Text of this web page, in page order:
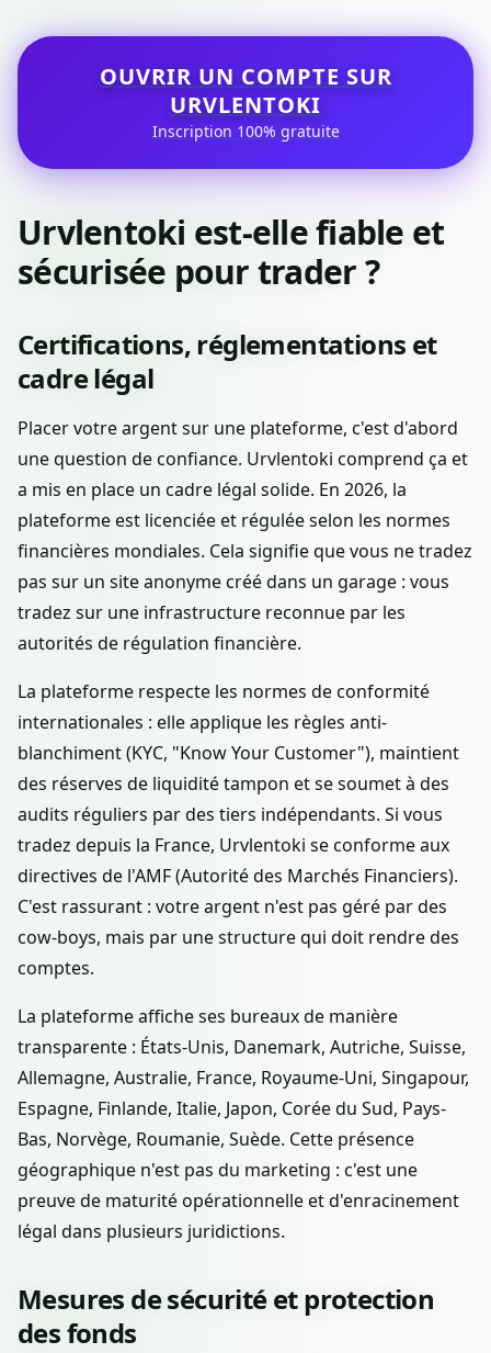
OUVRIR UN COMPTE SUR
URVLENTOKI
Inscription 100% gratuite
Urvlentoki est-elle fiable et
sécurisée pour trader ?
Certifications, réglementations et
cadre légal
Placer votre argent sur une plateforme, c'est d'abord
une question de confiance. Urvlentoki comprend ça et
a mis en place un cadre légal solide. En 2026, la
plateforme est licenciée et régulée selon les normes
financières mondiales. Cela signifie que vous ne tradez
pas sur un site anonyme créé dans un garage : vous
tradez sur une infrastructure reconnue par les
autorités de régulation financière.
La plateforme respecte les normes de conformité
internationales : elle applique les règles anti-
blanchiment (KYC, "Know Your Customer"), maintient
des réserves de liquidité tampon et se soumet à des
audits réguliers par des tiers indépendants. Si vous
tradez depuis la France, Urvlentoki se conforme aux
directives de l'AMF (Autorité des Marchés Financiers).
C'est rassurant : votre argent n'est pas géré par des
cow-boys, mais par une structure qui doit rendre des
comptes.
La plateforme affiche ses bureaux de manière
transparente : États-Unis, Danemark, Autriche, Suisse,
Allemagne, Australie, France, Royaume-Uni, Singapour,
Espagne, Finlande, Italie, Japon, Corée du Sud, Pays-
Bas, Norvège, Roumanie, Suède. Cette présence
géographique n'est pas du marketing : c'est une
preuve de maturité opérationnelle et d'enracinement
légal dans plusieurs juridictions.
Mesures de sécurité et protection
des fonds